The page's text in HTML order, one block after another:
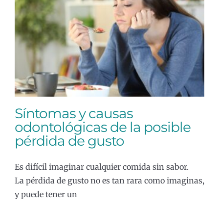
Síntomas y causas odontológicas de
la posible pérdida de gusto
General
Síntomas y causas
odontológicas de la posible
pérdida de gusto
Es difícil imaginar cualquier comida sin sabor.
La pérdida de gusto no es tan rara como imaginas,
y puede tener un